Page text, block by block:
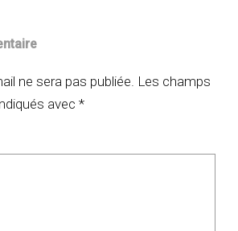
ne sera pas publiée. Les champs
avec *